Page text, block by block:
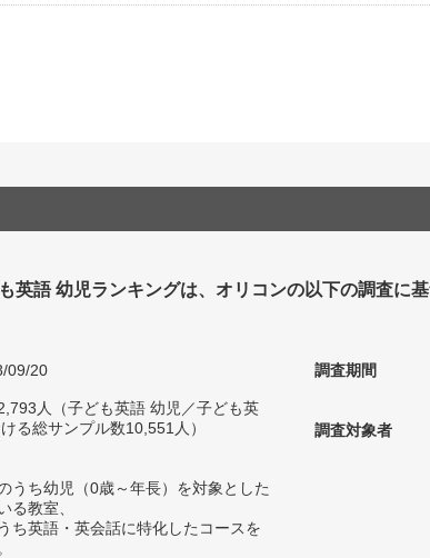
英語 幼児ランキングは、オリコンの以下の調査に
09/20
人（子ども英語 幼児／子ども英
る総サンプル数10,551人）
うち幼児（0歳～年長）を対象とした
る教室、
ち英語・英会話に特化したコースを
調査期間
調査対象者